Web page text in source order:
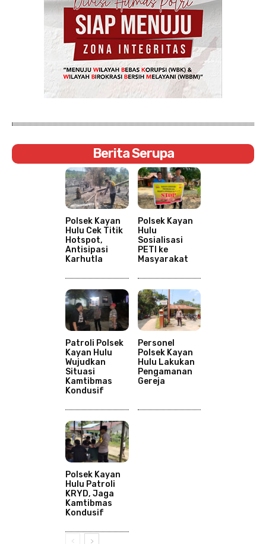
Berita Serupa
Polsek Kayan
Hulu Cek Titik
Hotspot,
Antisipasi
Karhutla
Polsek Kayan
Hulu
Sosialisasi
PETI ke
Masyarakat
Patroli Polsek
Kayan Hulu
Wujudkan
Situasi
Kamtibmas
Kondusif
Personel
Polsek Kayan
Hulu Lakukan
Pengamanan
Gereja
Polsek Kayan
Hulu Patroli
KRYD, Jaga
Kamtibmas
Kondusif